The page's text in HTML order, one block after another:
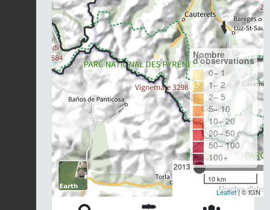
2013
Nombre
Nombre
d'observations
0– 1
1– 2
2– 5
5– 10
10– 20
20– 50
50– 100
100+
10 km
Leaflet| © IGN